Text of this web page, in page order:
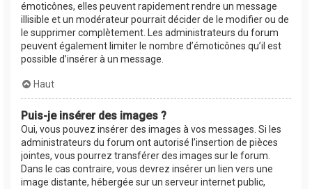
émoticônes, elles peuvent rapidement rendre un message
illisible et un modérateur pourrait décider de le modifier ou de
le supprimer complètement. Les administrateurs du forum
peuvent également limiter le nombre d’émoticônes qu’il est
possible d’insérer à un message.
Haut
Puis-je insérer des images ?
Oui, vous pouvez insérer des images à vos messages. Si les
administrateurs du forum ont autorisé l’insertion de pièces
jointes, vous pourrez transférer des images sur le forum.
Dans le cas contraire, vous devrez insérer un lien vers une
image distante, hébergée sur un serveur internet public,